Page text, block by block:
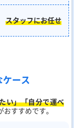
スタッフにお任せ
ース
い」「自分で運べ
すすめです。